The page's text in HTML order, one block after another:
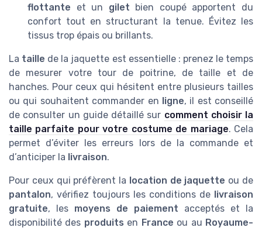
flottante et un gilet bien coupé apportent du
confort tout en structurant la tenue. Évitez les
tissus trop épais ou brillants.
La taille de la jaquette est essentielle : prenez le temps
de mesurer votre tour de poitrine, de taille et de
hanches. Pour ceux qui hésitent entre plusieurs tailles
ou qui souhaitent commander en ligne, il est conseillé
de consulter un guide détaillé sur comment choisir la
taille parfaite pour votre costume de mariage. Cela
permet d’éviter les erreurs lors de la commande et
d’anticiper la livraison.
Pour ceux qui préfèrent la location de jaquette ou de
pantalon, vérifiez toujours les conditions de livraison
gratuite, les moyens de paiement acceptés et la
disponibilité des produits en France ou au Royaume-